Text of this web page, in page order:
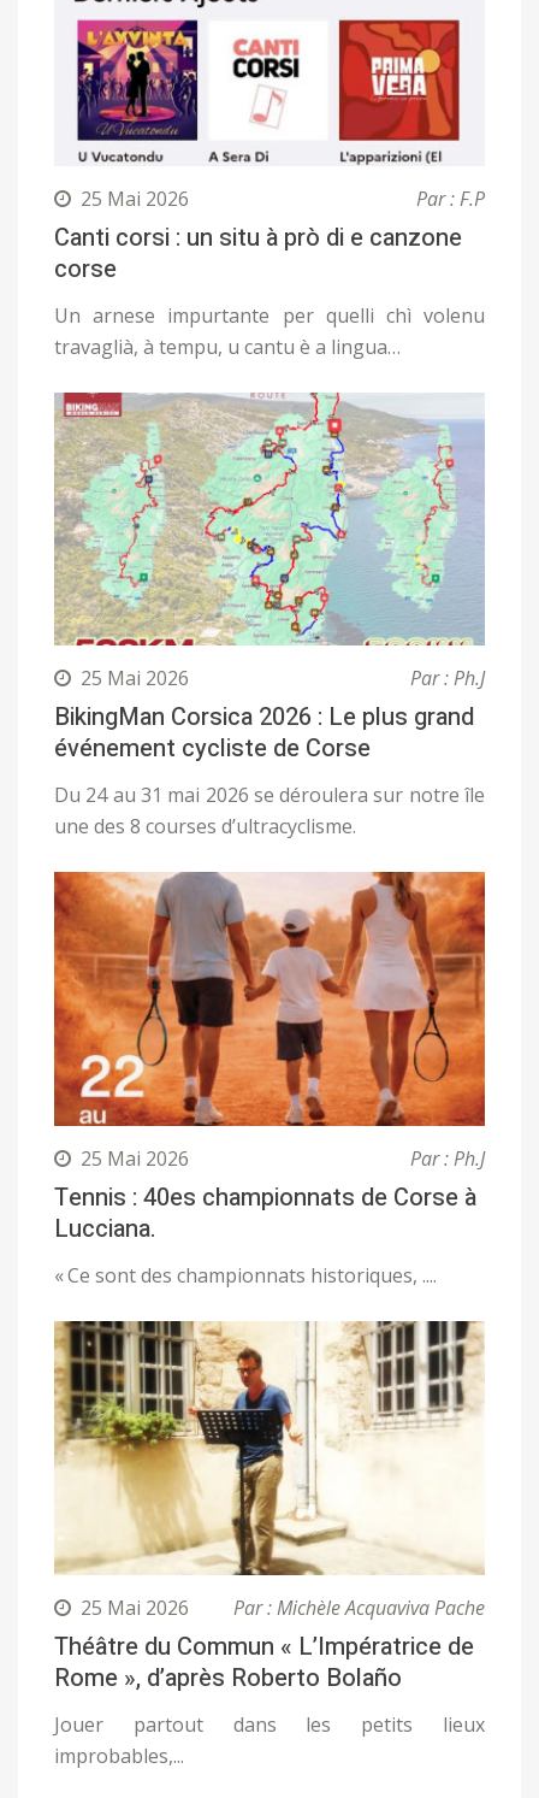
25 Mai 2026 Par : F.P
Canti corsi : un situ à prò di e canzone
corse
Un arnese impurtante per quelli chì volenu
travaglià, à tempu, u cantu è a lingua…
25 Mai 2026 Par : Ph.J
BikingMan Corsica 2026 : Le plus grand
événement cycliste de Corse
Du 24 au 31 mai 2026 se déroulera sur notre île
une des 8 courses d’ultracyclisme.
25 Mai 2026 Par : Ph.J
Tennis : 40es championnats de Corse à
Lucciana.
« Ce sont des championnats historiques, ....
25 Mai 2026 Par : Michèle Acquaviva Pache
Théâtre du Commun « L’Impératrice de
Rome », d’après Roberto Bolaño
Jouer partout dans les petits lieux
improbables,...